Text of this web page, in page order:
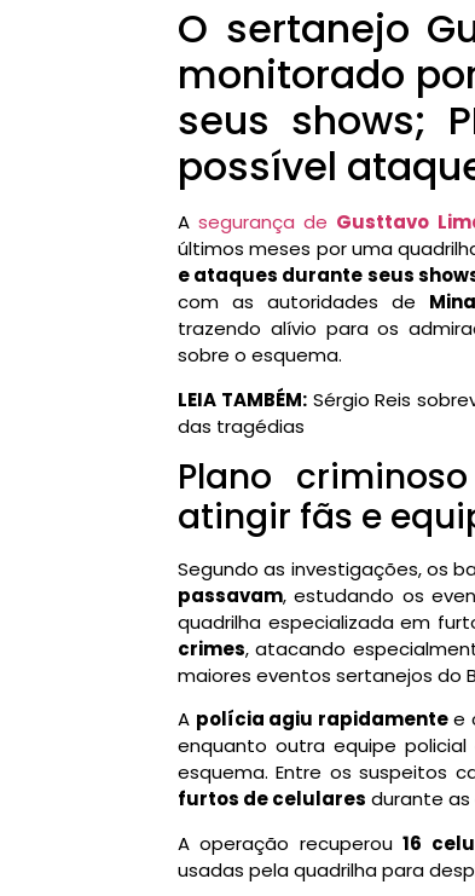
O sertanejo
monitorado
seus shows;
possível
Asegurança de Gusttavo
últimos meses por uma
e ataques durante seus
com as autoridades de
trazendo alívio para os
sobre o esquema.
LEIA TAMBÉM:Sérgio Reis
das tragédias
Plano
atingir fãs e
Segundo as investigações, os
passavam, estudando os
quadrilha especializada em
crimes, atacando
maiores eventos sertanejos do
A polícia agiu rapidamentee
enquanto outra equipe policial
esquema. Entre os suspeitos
furtos de celulares durante
A operação recuperou16
usadas pela quadrilha para